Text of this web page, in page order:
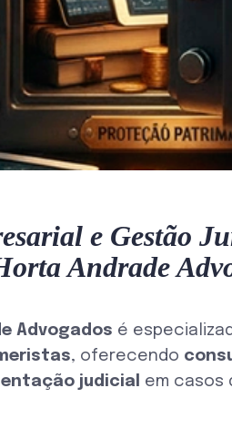
e Gestão
Andrade
Advogados é
, oferecendo
judicial
em casos